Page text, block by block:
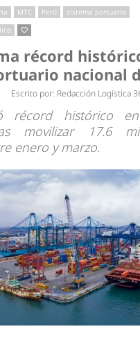
MTC Perú
sistema portuario
récord
nacional
Escrito por: Redacción Logística
récord histórico
movilizar 17.6
enero y marzo.